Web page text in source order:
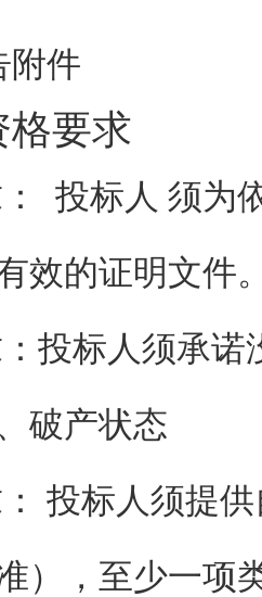
公告
格要求
投标人 须为
效的证明文件
投标人须承诺
破产状态
投标人须提
），至少一项